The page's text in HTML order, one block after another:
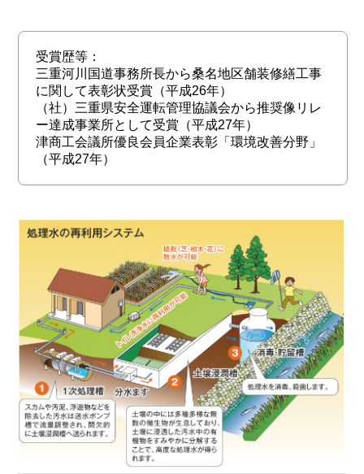
受賞歴等：
三重河川国道事務所長から桑名地区舗装修繕工事
に関して表彰状受賞（平成26年）
（社）三重県安全運転管理協議会から推奨像リレ
ー達成事業所として受賞（平成27年）
津商工会議所優良会員企業表彰「環境改善分野」
（平成27年）